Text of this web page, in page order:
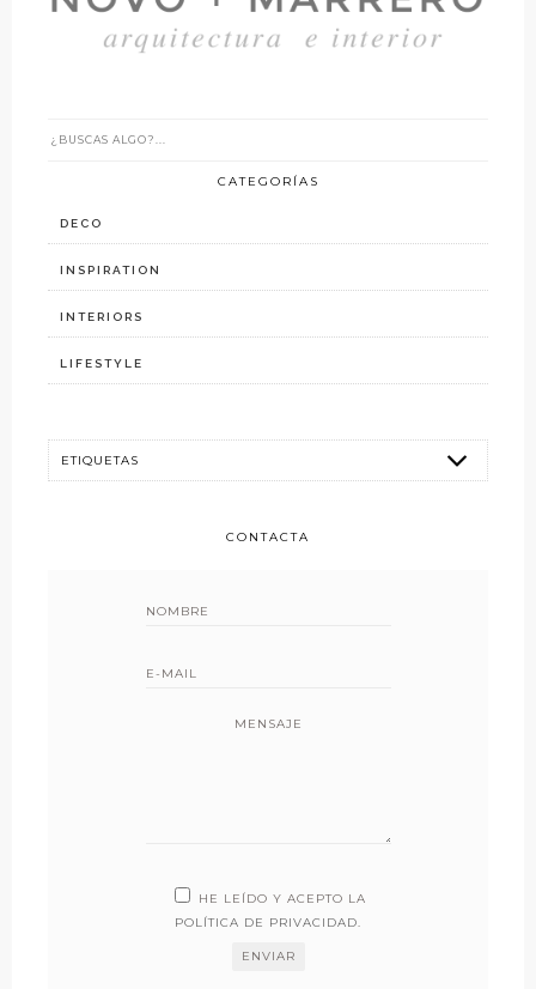
CATEGORÍAS
DECO
INSPIRATION
INTERIORS
LIFESTYLE
CONTACTA
MENSAJE
HE LEÍDO Y ACEPTO LA
POLÍTICA DE PRIVACIDAD.